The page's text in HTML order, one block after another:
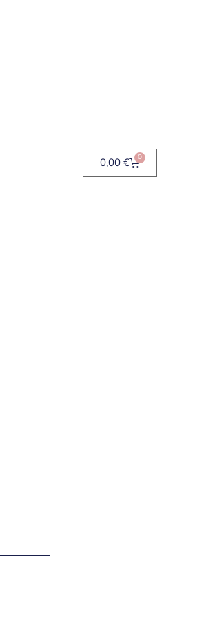
0,00 € 0